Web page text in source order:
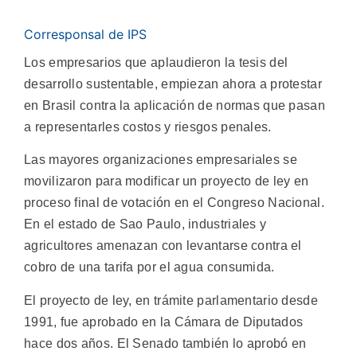
Corresponsal de IPS
Los empresarios que aplaudieron la tesis del
desarrollo sustentable, empiezan ahora a protestar
en Brasil contra la aplicación de normas que pasan
a representarles costos y riesgos penales.
Las mayores organizaciones empresariales se
movilizaron para modificar un proyecto de ley en
proceso final de votación en el Congreso Nacional.
En el estado de Sao Paulo, industriales y
agricultores amenazan con levantarse contra el
cobro de una tarifa por el agua consumida.
El proyecto de ley, en trámite parlamentario desde
1991, fue aprobado en la Cámara de Diputados
hace dos años. El Senado también lo aprobó en